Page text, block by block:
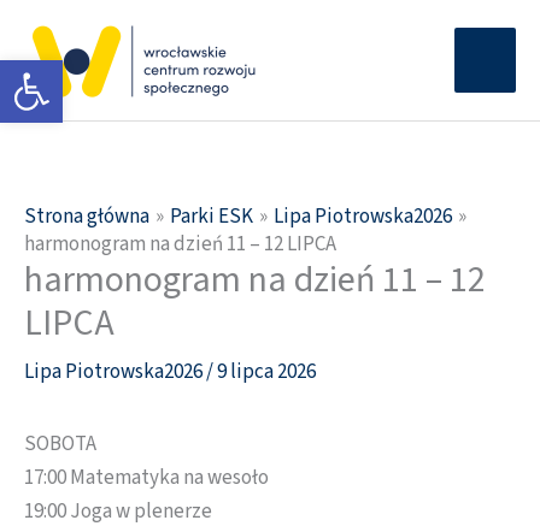
Otwórz pasek narzędzi
treści
Strona główna Parki ESK
Lipa Piotrowska2026
harmonogram na dzień 11 – 12 LIPCA
harmonogram na dzień 11 – 12
LIPCA
Lipa Piotrowska2026/9 lipca 2026
SOBOTA
17:00 Matematyka na wesoło
19:00 Joga w plenerze